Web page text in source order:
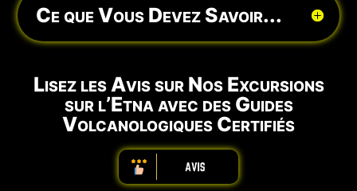
Ce que Vous Devez Savoir...
Lisez les Avis sur Nos Excursions
sur l’Etna avec des Guides
Volcanologiques Certifiés
ABBBBBBBBBB